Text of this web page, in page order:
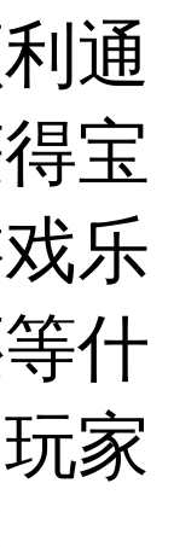
通
宝
乐
什
家